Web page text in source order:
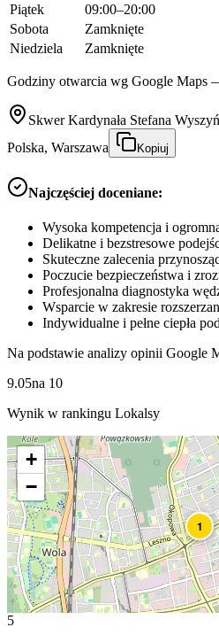
Piątek
09:00–20:00
Sobota
Zamknięte
Niedziela
Zamknięte
Godziny otwarcia wg Google Maps
Skwer Kardynała Stefana
Polska, Warszawa
Kopiuj
Najczęściej doceniane:
Wysoka kompetencja i
Delikatne i bezstresowe
Skuteczne zalecenia
Poczucie bezpieczeństwa i
Profesjonalna diagnostyka
Wsparcie w zakresie
Indywidualne i pełne ciepła
Na podstawie analizy opinii Google
9.05na 10
Wynik w rankingu Lokalsy
1
+
−
5